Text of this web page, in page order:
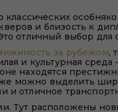
и близость к
отличный выбор
за рубежом,
и культурная
находятся
можно выделить
и отличное
Тут расположены